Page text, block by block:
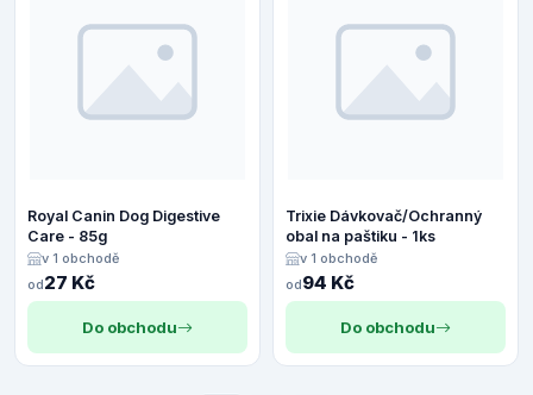
Royal Canin Dog Digestive
Care - 85g
v 1 obchodě
od27 Kč
Do obchodu
Trixie Dávkovač/Ochranný
obal na paštiku - 1ks
v 1 obchodě
od94 Kč
Do obchodu